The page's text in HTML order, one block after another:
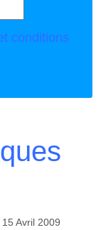
conditions
Avril 2009